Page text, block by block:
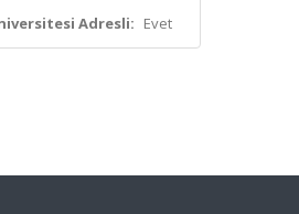
Adresli: Evet